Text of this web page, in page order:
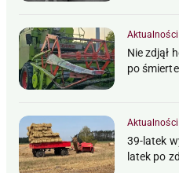
Aktualności
Nie zdjął
po
Aktualności
39-latek
latek po